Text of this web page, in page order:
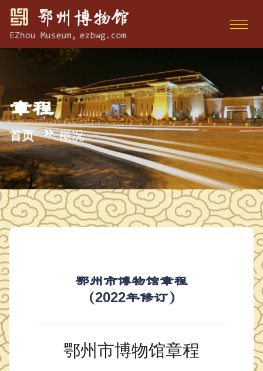
章程
首页 概况
鄂州市博物馆章程
（2022年修订）
鄂州市博物馆章程